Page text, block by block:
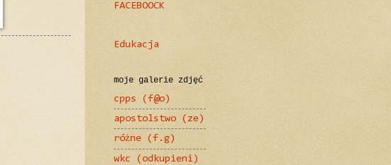
FACEBOOCK
Edukacja
moje galerie zdjęć
cpps (f@o)
apostolstwo (ze)
różne (f.g)
wkc (odkupieni)